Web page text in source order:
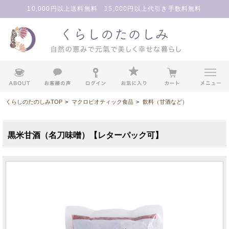
10,000円以上送料無料 15,000円以上代引き手数料無料
くらしのたのしみTOP > マクロビオティック食品 > 飲料（甘酒など）
黒米甘酒（名刀味噌）【レターパック可】